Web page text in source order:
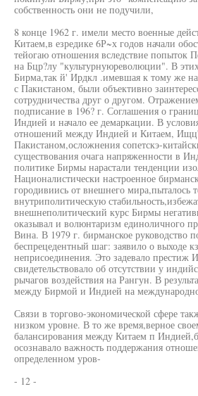
собственность они не подучили,
8 конце 1962 г. имели место военные
Китаем,в езредике 6Р~х годов начали
тейогаю отношения вследствие попыток
на Бцр?лу "культурнуюреволюции". В
Бирма,так й' Ирдкл .имевшая к тому же
с Пакистаном, были объективно
сотрудничества друг о другом.
подписание в 196? г. Соглашения о
Индией и начало ее демаркации. В
отношений между Индией и Китаем,
Пакистаном,осложнения сопетскэ-
существования очага напряженности в
политике Бирмы нарастали тенденции
Националистически настроенное
городивиись от внешнего мира,пыталось
внутриполитическую
внешнеполитический курс Бирмы
оказывал и волюнтаризм единоличного
Вина. В 1979 г. бирманское руководство
беспрецедентный шаг: заявило о выходе
неприсоединения. Это задевало престиж
свидетельствовало об отсутствии у
рычагов воздействия на Рангун. В
между Бирмой и Индией на
Связи в торгово-экономической сфере
низком уровне. В то же время,верное
балансирования между Китаем п
осознавало важность поддержания
определенном уров-
- 12 -